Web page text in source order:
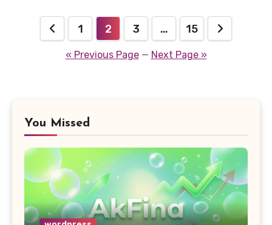
Posts
pagination
1 2 3 … 15
« Previous Page— Next Page »
You Missed